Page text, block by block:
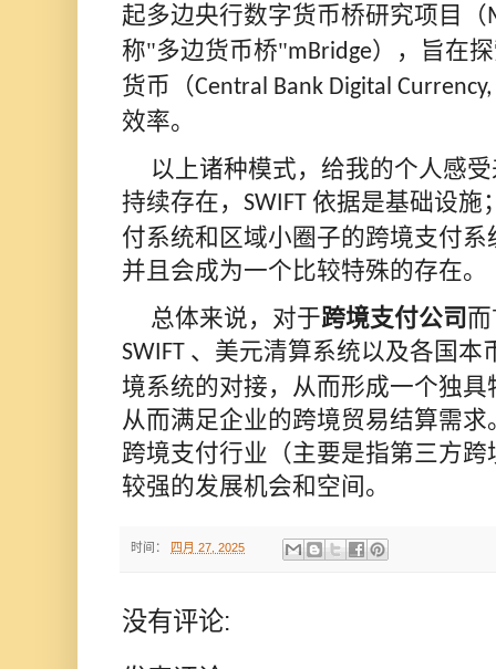
起多边央行数字货币桥研究项目（
称"多边货币桥"mBridge），旨在
货币（Central Bank Digital Currency,
效率。
以上诸种模式，给我的个人感
持续存在， SWIFT 依据是基础设施
付系统和区域小圈子的跨境支付
并且会成为一个比较特殊的存在。
总体来说，对于跨境支付公司
SWIFT 、美元清算系统以及各国本
境系统的对接，从而形成一个独
从而满足企业的跨境贸易结算需求
跨境支付行业（主要是指第三方
较强的发展机会和空间。
时间： 四月 27, 2025
没有评论: